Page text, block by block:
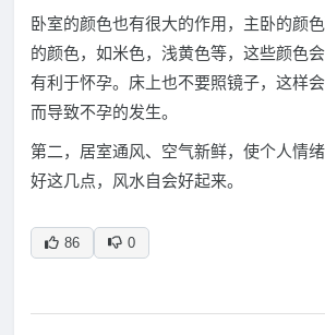
卧室的颜色也有很大的作用，主卧的颜
的颜色，如米色，浅黄色等，这些颜色会
有利于怀孕。床上也不要照镜子，这样
而导致不孕的发生。
第二，居室通风、空气新鲜，使个人情
好这几点，风水自会好起来。
86 0